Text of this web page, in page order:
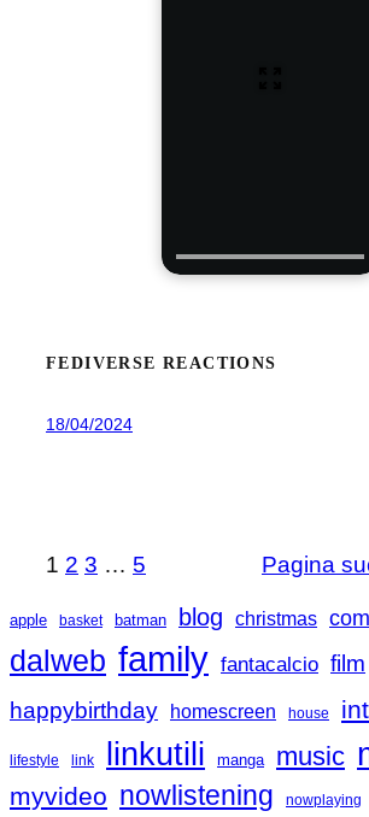
FEDIVERSE REACTIONS
18/04/2024
1 2 3 … 5 Pagina
apple basket batman blog christmas
dalweb family fantacalcio film
happybirthday homescreen house
lifestyle link linkutili manga music
myvideo nowlistening nowplaying